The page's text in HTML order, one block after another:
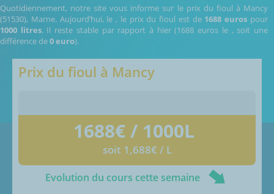
Quotidiennement, notre site vous informe sur le prix du fioul à Mancy
(51530), Marne. Aujourd’hui, le, le prix du fioul est de 1688 euros pour
1000 litres. Il reste stable par rapport à hier (1688 euros le , soit une
différence de0 euro).
Prix du fioul à Mancy
1688€ / 1000L
soit 1,688€ / L
Evolution du cours cette semaine